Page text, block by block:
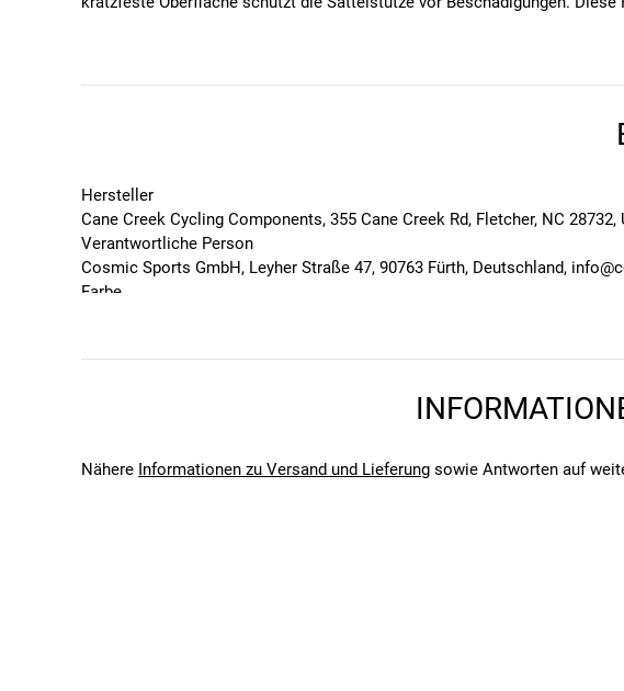
Entspricht höchsten Qualitätsstandards
Hersteller
Cane Creek Cycling Components, 355 Cane Creek Rd, Fletcher, NC
Verantwortliche Person
Cosmic Sports GmbH, Leyher Straße 47, 90763 Fürth, Deutschland,
Farbe
Unisex
2026
Bitte beachte, dass es zu Abweichungen zwischen den angegebenen-
Nähere Informationen zu Versand und Lieferungsowie Antworten auf